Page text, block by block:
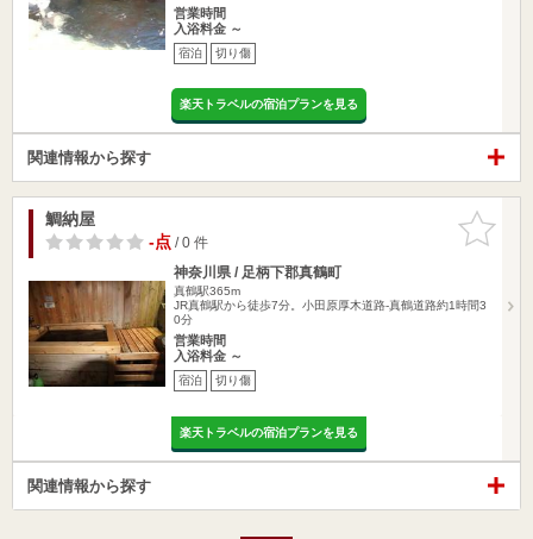
営業時間
入浴料金 ～
宿泊 切り傷
楽天トラベルの宿泊プランを見る
関連情報から探す
お気に入
りに追加
鯛納屋
-点/ 0 件
神奈川県 / 足柄下郡真鶴町
真鶴駅365m
JR真鶴駅から徒歩7分。小田原厚木道路-真鶴道路約1時間3
0分
営業時間
入浴料金 ～
宿泊 切り傷
楽天トラベルの宿泊プランを見る
関連情報から探す